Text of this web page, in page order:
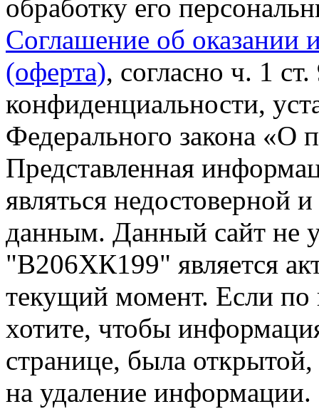
обработку его
Соглашение об оказании
(оферта), согласно ч. 1
конфиденциальности,
Федерального закона «О
Представленная
являться недостоверной
данным. Данный сайт не
"В206ХК199" является
текущий момент. Если
хотите, чтобы
странице, была открытой,
на удаление информации.